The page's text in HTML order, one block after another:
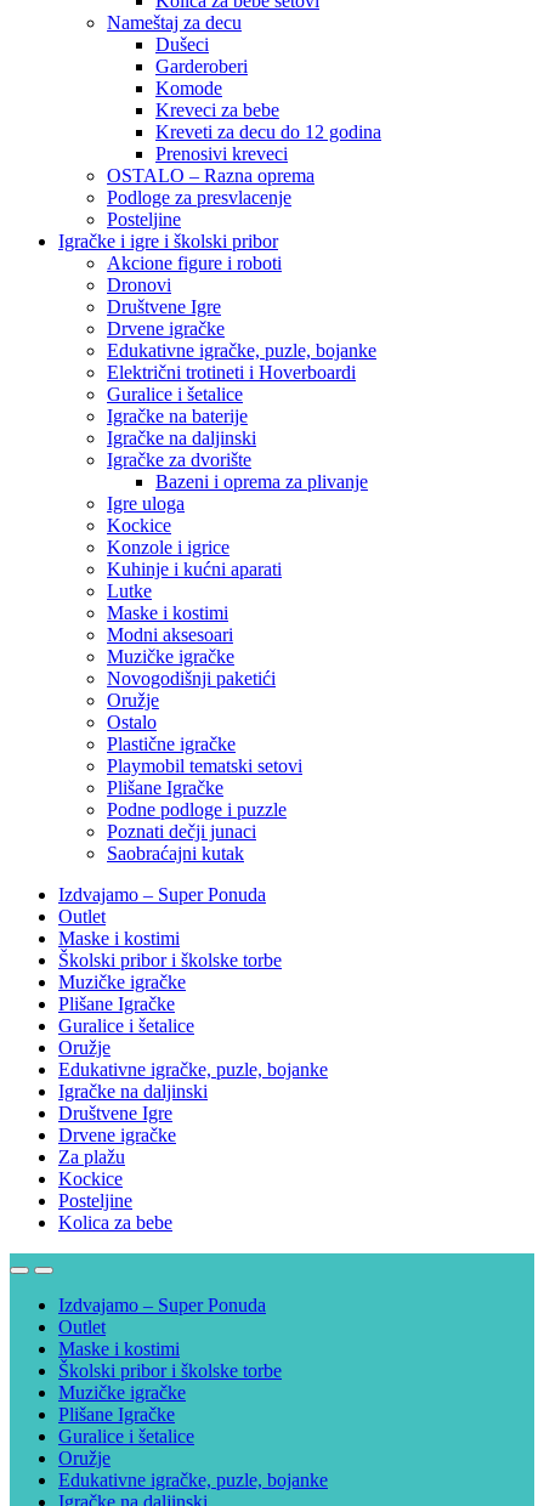
Nameštaj za decu
Dušeci
Garderoberi
Komode
Kreveci za bebe
Kreveti za decu do 12 godina
Prenosivi kreveci
OSTALO – Razna oprema
Podloge za presvlacenje
Posteljine
Igračke i igre i školski pribor
Akcione figure i roboti
Dronovi
Društvene Igre
Drvene igračke
Edukativne igračke, puzle, bojanke
Električni trotineti i Hoverboardi
Guralice i šetalice
Igračke na baterije
Igračke na daljinski
‎Igračke za dvorište
Bazeni i oprema za plivanje
Igre uloga
Kockice
Konzole i igrice
Kuhinje i kućni aparati
Lutke
Maske i kostimi
Modni aksesoari
Muzičke igračke
Novogodišnji paketići
Oružje
Ostalo
Plastične igračke
Playmobil tematski setovi
Plišane Igračke
Podne podloge i puzzle
Poznati dečji junaci
Saobraćajni kutak
Izdvajamo – Super Ponuda
Outlet
Maske i kostimi
Školski pribor i školske torbe
Muzičke igračke
Plišane Igračke
Guralice i šetalice
Oružje
Edukativne igračke, puzle, bojanke
Igračke na daljinski
Društvene Igre
Drvene igračke
Za plažu
Kockice
Posteljine
Kolica za bebe
Izdvajamo – Super Ponuda
Outlet
Maske i kostimi
Školski pribor i školske torbe
Muzičke igračke
Plišane Igračke
Guralice i šetalice
Oružje
Edukativne igračke, puzle, bojanke
Igračke na daljinski